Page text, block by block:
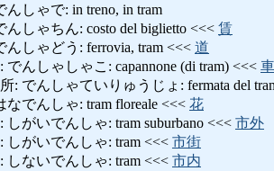
んしゃで: in treno, in tram
んしゃちん: costo del biglietto <<< 賃
んしゃどう: ferrovia, tram <<< 道
でんしゃしゃこ: capannone (di tram) <<<
: でんしゃていりゅうじょ: fermata del
なでんしゃ: tram floreale <<< 花
しがいでんしゃ: tram suburbano <<< 市外
しがいでんしゃ: tram <<< 市街
しないでんしゃ: tram <<< 市内